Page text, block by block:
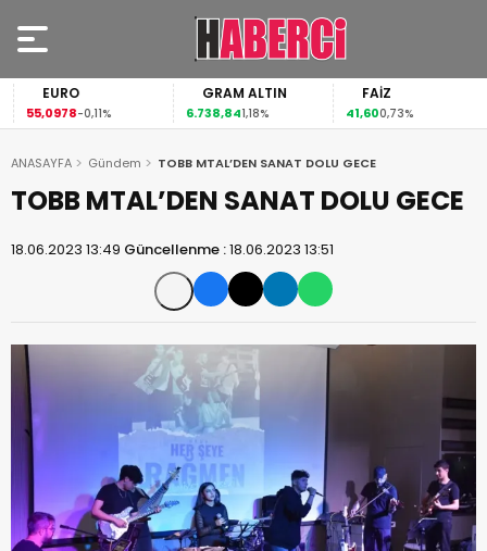
EURO
55,0978-0,11%
GRAM ALTIN
6.738,841,18%
FAİZ
41,600,73%
ANASAYFA Gündem TOBB MTAL’DEN SANAT DOLU GECE
TOBB MTAL’DEN SANAT DOLU GECE
18.06.2023 13:49 Güncellenme :18.06.2023 13:51